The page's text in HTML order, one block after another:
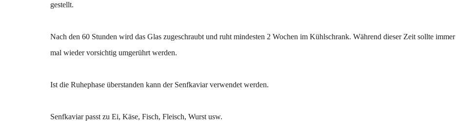
gestellt.
Nach den 60 Stunden wird das Glas zugeschraubt und ruht mindesten 2 Wochen im Kühlschrank. Während dieser Zeit sollte immer
mal wieder vorsichtig umgerührt werden.
Ist die Ruhephase überstanden kann der Senfkaviar verwendet werden.
Senfkaviar passt zu Ei, Käse, Fisch, Fleisch, Wurst usw.